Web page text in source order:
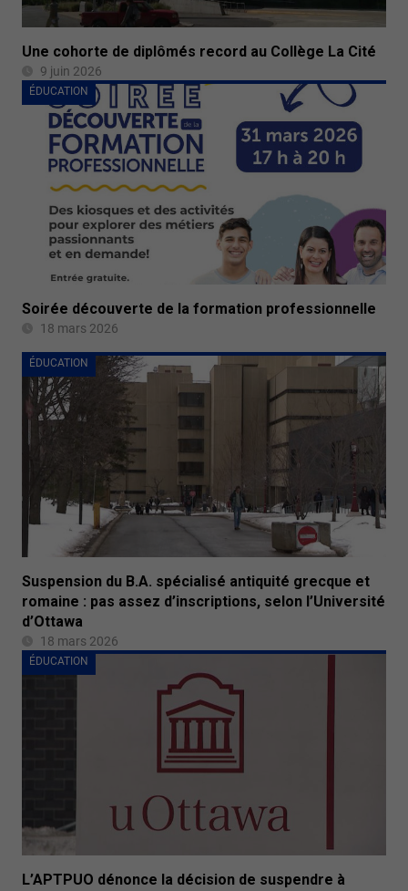
Une cohorte de diplômés record au Collège La Cité
9 juin 2026
ÉDUCATION
Soirée découverte de la formation professionnelle
18 mars 2026
ÉDUCATION
Suspension du B.A. spécialisé antiquité grecque et
romaine : pas assez d’inscriptions, selon l’Université
d’Ottawa
18 mars 2026
ÉDUCATION
L’APTPUO dénonce la décision de suspendre à